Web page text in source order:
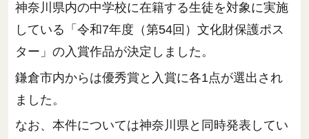
神奈川県内の中学校に在籍する生徒を対象に実施
している「令和7年度（第54回）文化財保護ポス
ター」の入賞作品が決定しました。
鎌倉市内からは優秀賞と入賞に各1点が選出され
ました。
なお、本件については神奈川県と同時発表してい